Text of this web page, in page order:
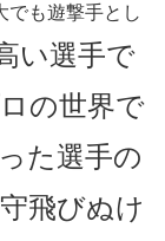
でも遊撃手とし
い選手で
の世界で
た選手の
飛びぬけ